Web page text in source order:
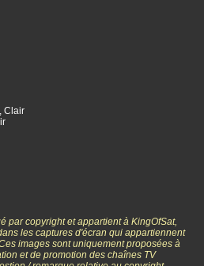
Clair
par copyright et appartient à KingOfSat,
les captures d'écran qui appartiennent
images sont uniquement proposées à
et de promotion des chaînes TV